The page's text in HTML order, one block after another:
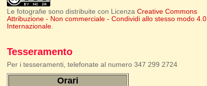
Le fotografie sono distribuite con LicenzaCreative Commons
Attribuzione - Non commerciale - Condividi allo stesso modo 4.0
Internazionale.
Tesseramento
Per i tesseramenti, telefonate al numero 347 299 2724
Orari